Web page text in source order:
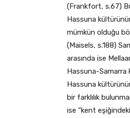
(Frankfort, s.67)
Hassuna
mümkün olduğu
(Maisels, s.188)
arasında ise
Hassuna-
Hassuna
bir farklılık
ise “kent